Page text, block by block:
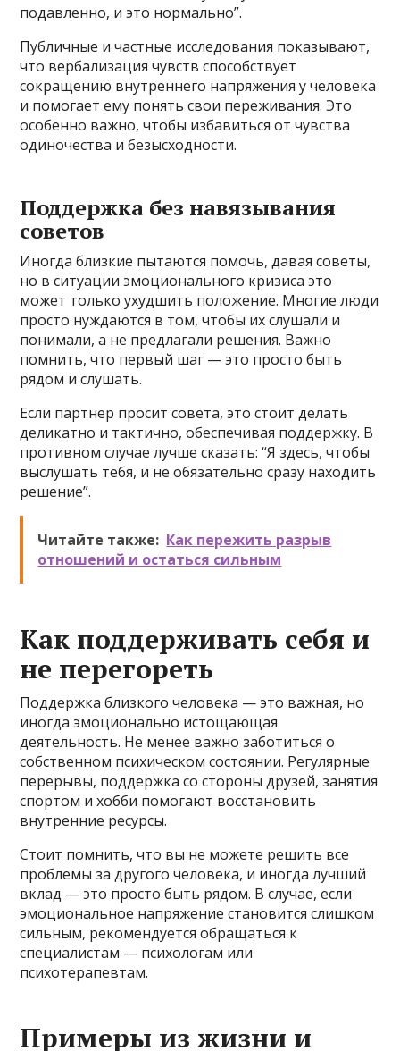
подавленно, и это нормально”.
Публичные и частные исследования показывают,
что вербализация чувств способствует
сокращению внутреннего напряжения у человека
и помогает ему понять свои переживания. Это
особенно важно, чтобы избавиться от чувства
одиночества и безысходности.
Поддержка без навязывания
советов
Иногда близкие пытаются помочь, давая советы,
но в ситуации эмоционального кризиса это
может только ухудшить положение. Многие люди
просто нуждаются в том, чтобы их слушали и
понимали, а не предлагали решения. Важно
помнить, что первый шаг — это просто быть
рядом и слушать.
Если партнер просит совета, это стоит делать
деликатно и тактично, обеспечивая поддержку. В
противном случае лучше сказать: “Я здесь, чтобы
выслушать тебя, и не обязательно сразу находить
решение”.
Читайте также: Как пережить разрыв
отношений и остаться сильным
Как поддерживать себя и
не перегореть
Поддержка близкого человека — это важная, но
иногда эмоционально истощающая
деятельность. Не менее важно заботиться о
собственном психическом состоянии. Регулярные
перерывы, поддержка со стороны друзей, занятия
спортом и хобби помогают восстановить
внутренние ресурсы.
Стоит помнить, что вы не можете решить все
проблемы за другого человека, и иногда лучший
вклад — это просто быть рядом. В случае, если
эмоциональное напряжение становится слишком
сильным, рекомендуется обращаться к
специалистам — психологам или
психотерапевтам.
Примеры из жизни и